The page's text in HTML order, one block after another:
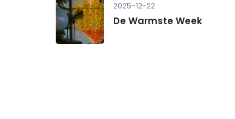
2025-12-22
De Warmste Week